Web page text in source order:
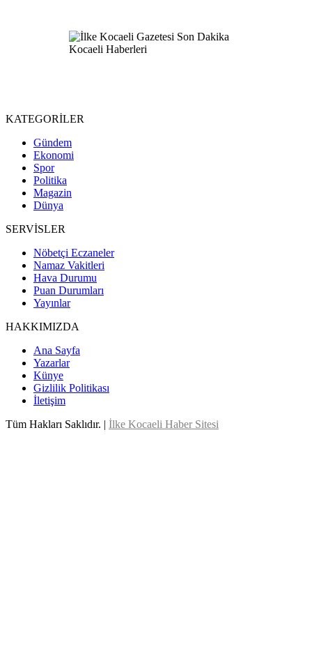
KATEGORİLER
Gündem
Ekonomi
Spor
Politika
Magazin
Dünya
SERVİSLER
Nöbetçi Eczaneler
Namaz Vakitleri
Hava Durumu
Puan Durumları
Yayınlar
HAKKIMIZDA
Ana Sayfa
Yazarlar
Künye
Gizlilik Politikası
İletişim
Tüm Hakları Saklıdır. | İlke Kocaeli Haber Sitesi